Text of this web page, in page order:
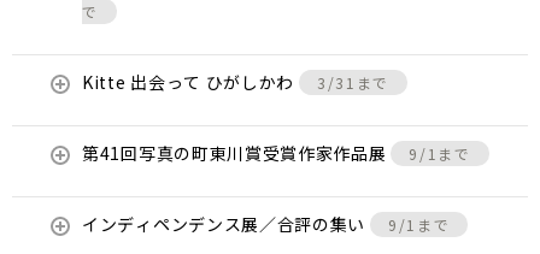
で
Kitte 出会って ひがしかわ 3/31まで
第41回写真の町東川賞受賞作家作品展 9/1まで
インディペンデンス展／合評の集い 9/1まで